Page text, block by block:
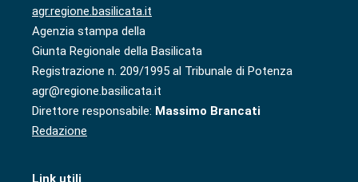
agr.regione.basilicata.it
Agenzia stampa della
Giunta Regionale della Basilicata
Registrazione n. 209/1995 al Tribunale di Potenza
agr@regione.basilicata.it
Direttore responsabile: Massimo Brancati
Redazione
Link utili